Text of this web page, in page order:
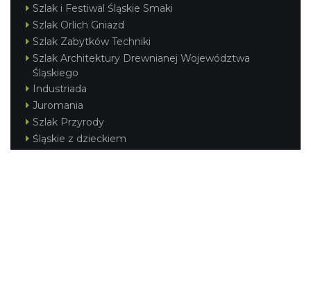
Szlak i Festiwal Śląskie Smaki
Szlak Orlich Gniazd
Szlak Zabytków Techniki
Szlak Architektury Drewnianej Województwa
Śląskiego
Industriada
Juromania
Szlak Przyrody
Śląskie z dzieckiem